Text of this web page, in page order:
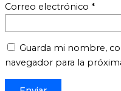
Correo electrónico *
Guarda mi nombre,
navegador para la